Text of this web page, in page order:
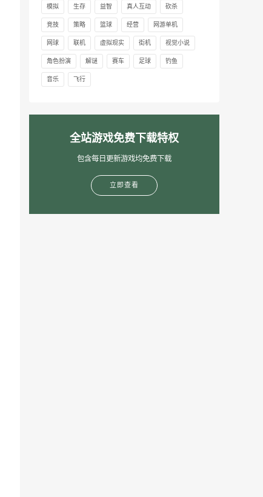
模拟 生存 益智 真人互动 砍杀
竞技 策略 篮球 经营 网游单机
网球 联机 虚拟现实 街机 视觉小说
角色扮演 解谜 赛车 足球 钓鱼
音乐 飞行
全站游戏免费下载特权
包含每日更新游戏均免费下载
立即查看